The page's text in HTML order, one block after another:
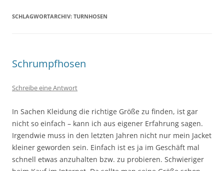
SCHLAGWORTARCHIV: TURNHOSEN
Schrumpfhosen
Schreibe eine Antwort
In Sachen Kleidung die richtige Größe zu finden, ist gar
nicht so einfach – kann ich aus eigener Erfahrung sagen.
Irgendwie muss in den letzten Jahren nicht nur mein Jacket
kleiner geworden sein. Einfach ist es ja im Geschäft mal
schnell etwas anzuhalten bzw. zu probieren. Schwieriger